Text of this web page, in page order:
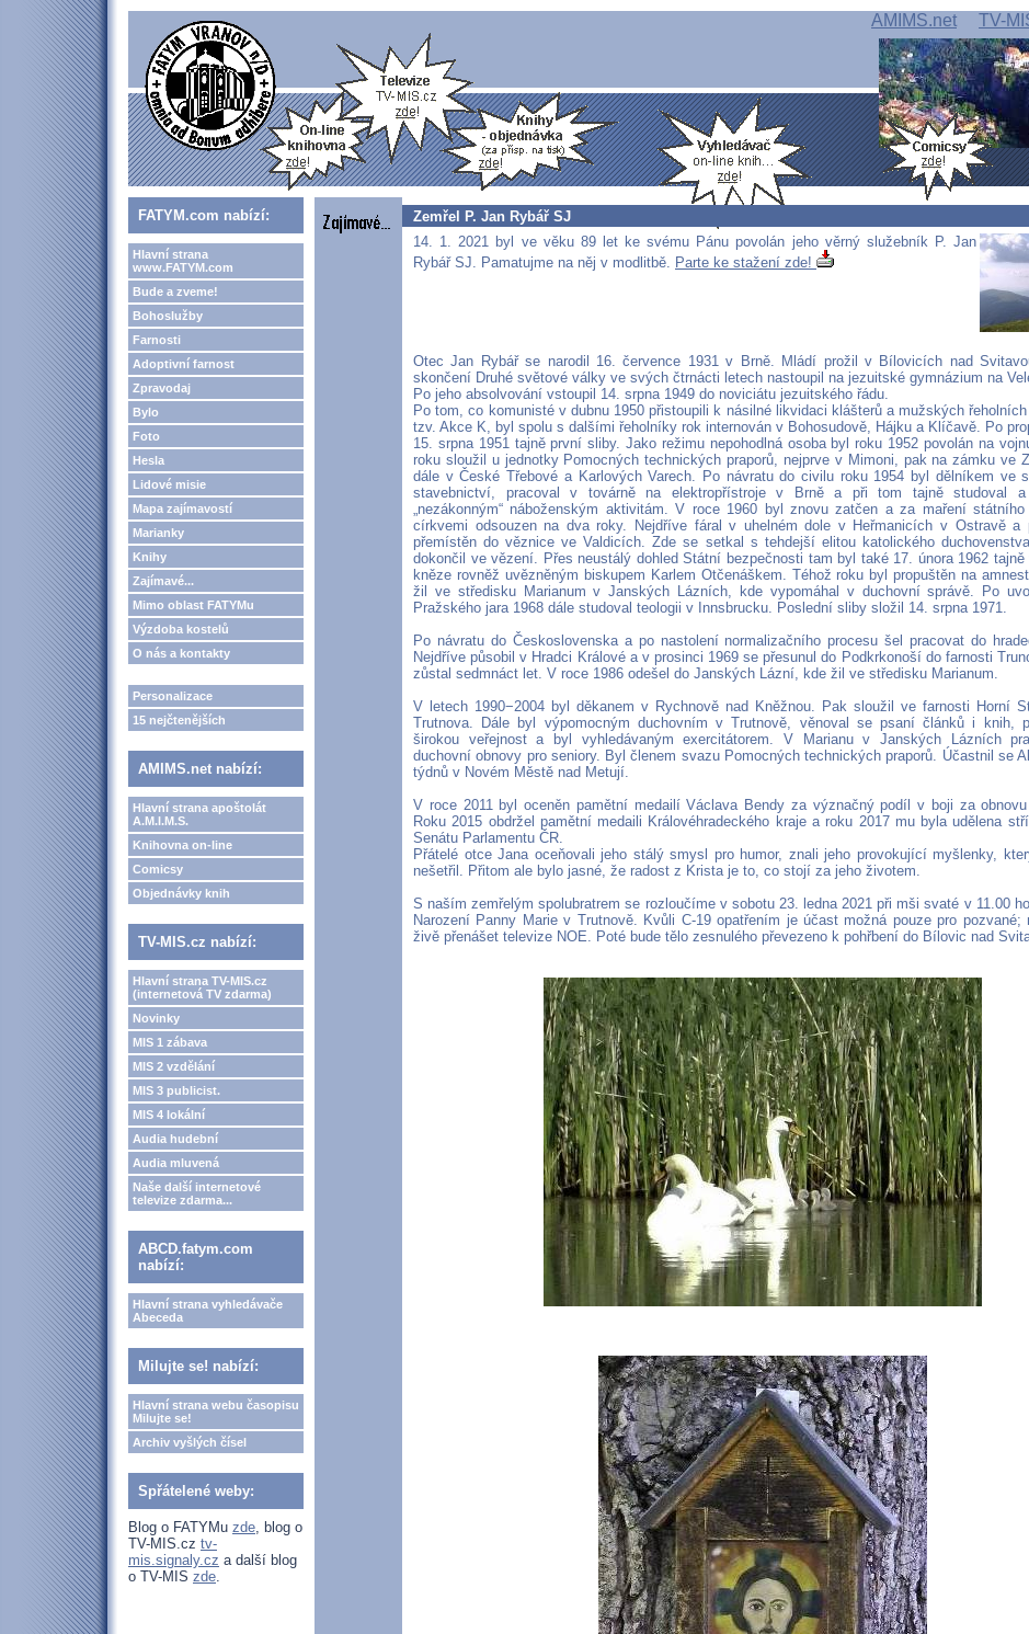
AMIMS.net TV-
FATYM.com nabízí:
Hlavní strana
www.FATYM.com
Bude a zveme!
Bohoslužby
Farnosti
Adoptivní farnost
Zpravodaj
Bylo
Foto
Hesla
Lidové misie
Mapa zajímavostí
Marianky
Knihy
Zajímavé...
Mimo oblast FATYMu
Výzdoba kostelů
O nás a kontakty
Personalizace
15 nejčtenějších
AMIMS.net nabízí:
Hlavní strana apoštolát
A.M.I.M.S.
Knihovna on-line
Comicsy
Objednávky knih
TV-MIS.cz nabízí:
Hlavní strana TV-MIS.cz
(internetová TV zdarma)
Novinky
MIS 1 zábava
MIS 2 vzdělání
MIS 3 publicist.
MIS 4 lokální
Audia hudební
Audia mluvená
Naše další internetové
televize zdarma...
ABCD.fatym.com
nabízí:
Hlavní strana vyhledávače
Abeceda
Milujte se! nabízí:
Hlavní strana webu časopisu
Milujte se!
Archiv vyšlých čísel
Spřátelené weby:
Blog o FATYMu zde, blog o
TV-MIS.cz tv-
mis.signaly.cz a další blog
o TV-MIS zde.
Zemřel P. Jan Rybář SJ
14. 1. 2021 byl ve věku 89 let ke svému Pánu povolán jeho věrný služebník P. Jan
Rybář SJ. Pamatujme na něj v modlitbě. Parte ke stažení zde!
Otec Jan Rybář se narodil 16. července 1931 v Brně. Mládí prožil v Bílovicích nad
skončení Druhé světové války ve svých čtrnácti letech nastoupil na jezuitské gymnázium na
Po jeho absolvování vstoupil 14. srpna 1949 do noviciátu jezuitského řádu.
Po tom, co komunisté v dubnu 1950 přistoupili k násilné likvidaci klášterů a mužských
tzv. Akce K, byl spolu s dalšími řeholníky rok internován v Bohosudově, Hájku a Klíčavě. Po
15. srpna 1951 tajně první sliby. Jako režimu nepohodlná osoba byl roku 1952 povolán na
roku sloužil u jednotky Pomocných technických praporů, nejprve v Mimoni, pak na zámku ve
dále v České Třebové a Karlových Varech. Po návratu do civilu roku 1954 byl dělníkem ve
stavebnictví, pracoval v továrně na elektropřístroje v Brně a při tom tajně studoval
„nezákonným“ náboženským aktivitám. V roce 1960 byl znovu zatčen a za maření státního
církvemi odsouzen na dva roky. Nejdříve fáral v uhelném dole v Heřmanicích v Ostravě a
přemístěn do věznice ve Valdicích. Zde se setkal s tehdejší elitou katolického
dokončil ve vězení. Přes neustálý dohled Státní bezpečnosti tam byl také 17. února 1962
kněze rovněž uvězněným biskupem Karlem Otčenáškem. Téhož roku byl propuštěn na
žil ve středisku Marianum v Janských Lázních, kde vypomáhal v duchovní správě. Po
Pražského jara 1968 dále studoval teologii v Innsbrucku. Poslední sliby složil 14. srpna 1971.
Po návratu do Československa a po nastolení normalizačního procesu šel pracovat do
Nejdříve působil v Hradci Králové a v prosinci 1969 se přesunul do Podkrkonoší do farnosti
zůstal sedmnáct let. V roce 1986 odešel do Janských Lázní, kde žil ve středisku Marianum.
V letech 1990−2004 byl děkanem v Rychnově nad Kněžnou. Pak sloužil ve farnosti Horní
Trutnova. Dále byl výpomocným duchovním v Trutnově, věnoval se psaní článků i knih,
širokou veřejnost a byl vyhledávaným exercitátorem. V Marianu v Janských Lázních
duchovní obnovy pro seniory. Byl členem svazu Pomocných technických praporů. Účastnil se
týdnů v Novém Městě nad Metují.
V roce 2011 byl oceněn pamětní medailí Václava Bendy za význačný podíl v boji za obnovu
Roku 2015 obdržel pamětní medaili Královéhradeckého kraje a roku 2017 mu byla udělena
Senátu Parlamentu ČR.
Přátelé otce Jana oceňovali jeho stálý smysl pro humor, znali jeho provokující myšlenky,
nešetřil. Přitom ale bylo jasné, že radost z Krista je to, co stojí za jeho životem.
S naším zemřelým spolubratrem se rozloučíme v sobotu 23. ledna 2021 při mši svaté v 11.00
Narození Panny Marie v Trutnově. Kvůli C-19 opatřením je účast možná pouze pro pozvané;
živě přenášet televize NOE. Poté bude tělo zesnulého převezeno k pohřbení do Bílovic nad